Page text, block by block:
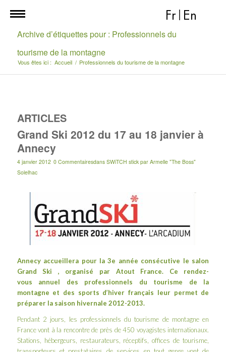
Fr En
Archive d’étiquettes pour : Professionnels du
tourisme de la montagne
Vous êtes ici : Accueil / Professionnels du tourisme de la montagne
ARTICLES
Grand Ski 2012 du 17 au 18 janvier à
Annecy
4 janvier 2012 0 Commentairesdans SWiTCH stick par Armelle "The Boss"
Solelhac
Annecy accueillera pour la 3e année consécutive le salon
Grand Ski , organisé par Atout France. Ce rendez-
vous annuel des professionnels du tourisme de la
montagne et des sports d’hiver français leur permet de
préparer la saison hivernale 2012-2013.
Pendant 2 jours, les professionnels du tourisme de montagne en
France vont à la rencontre de près de 450 voyagistes internationaux.
Stations, hébergeurs, restaurateurs, réceptifs, offices de tourisme,